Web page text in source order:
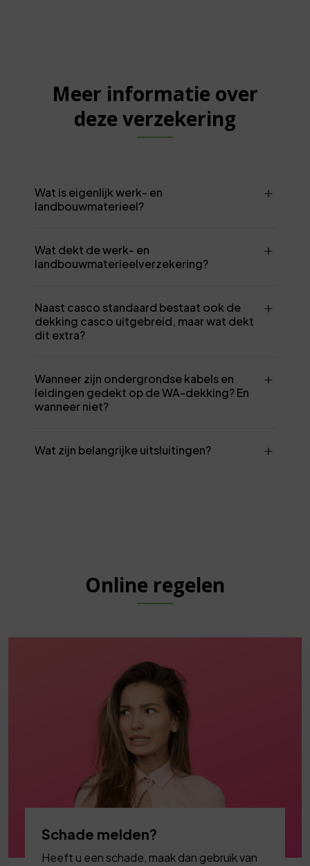
Meer informatie over
deze verzekering
Wat is eigenlijk werk- en
landbouwmaterieel?
Wat dekt de werk- en
landbouwmaterieelverzekering?
Naast casco standaard bestaat ook de
dekking casco uitgebreid, maar wat dekt
dit extra?
Wanneer zijn ondergrondse kabels en
leidingen gedekt op de WA-dekking? En
wanneer niet?
Wat zijn belangrijke uitsluitingen?
Online regelen
Schade melden?
Heeft u een schade, maak dan gebruik van